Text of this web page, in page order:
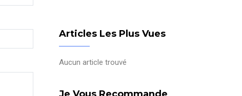
Articles Les Plus Vues
Aucun article trouvé